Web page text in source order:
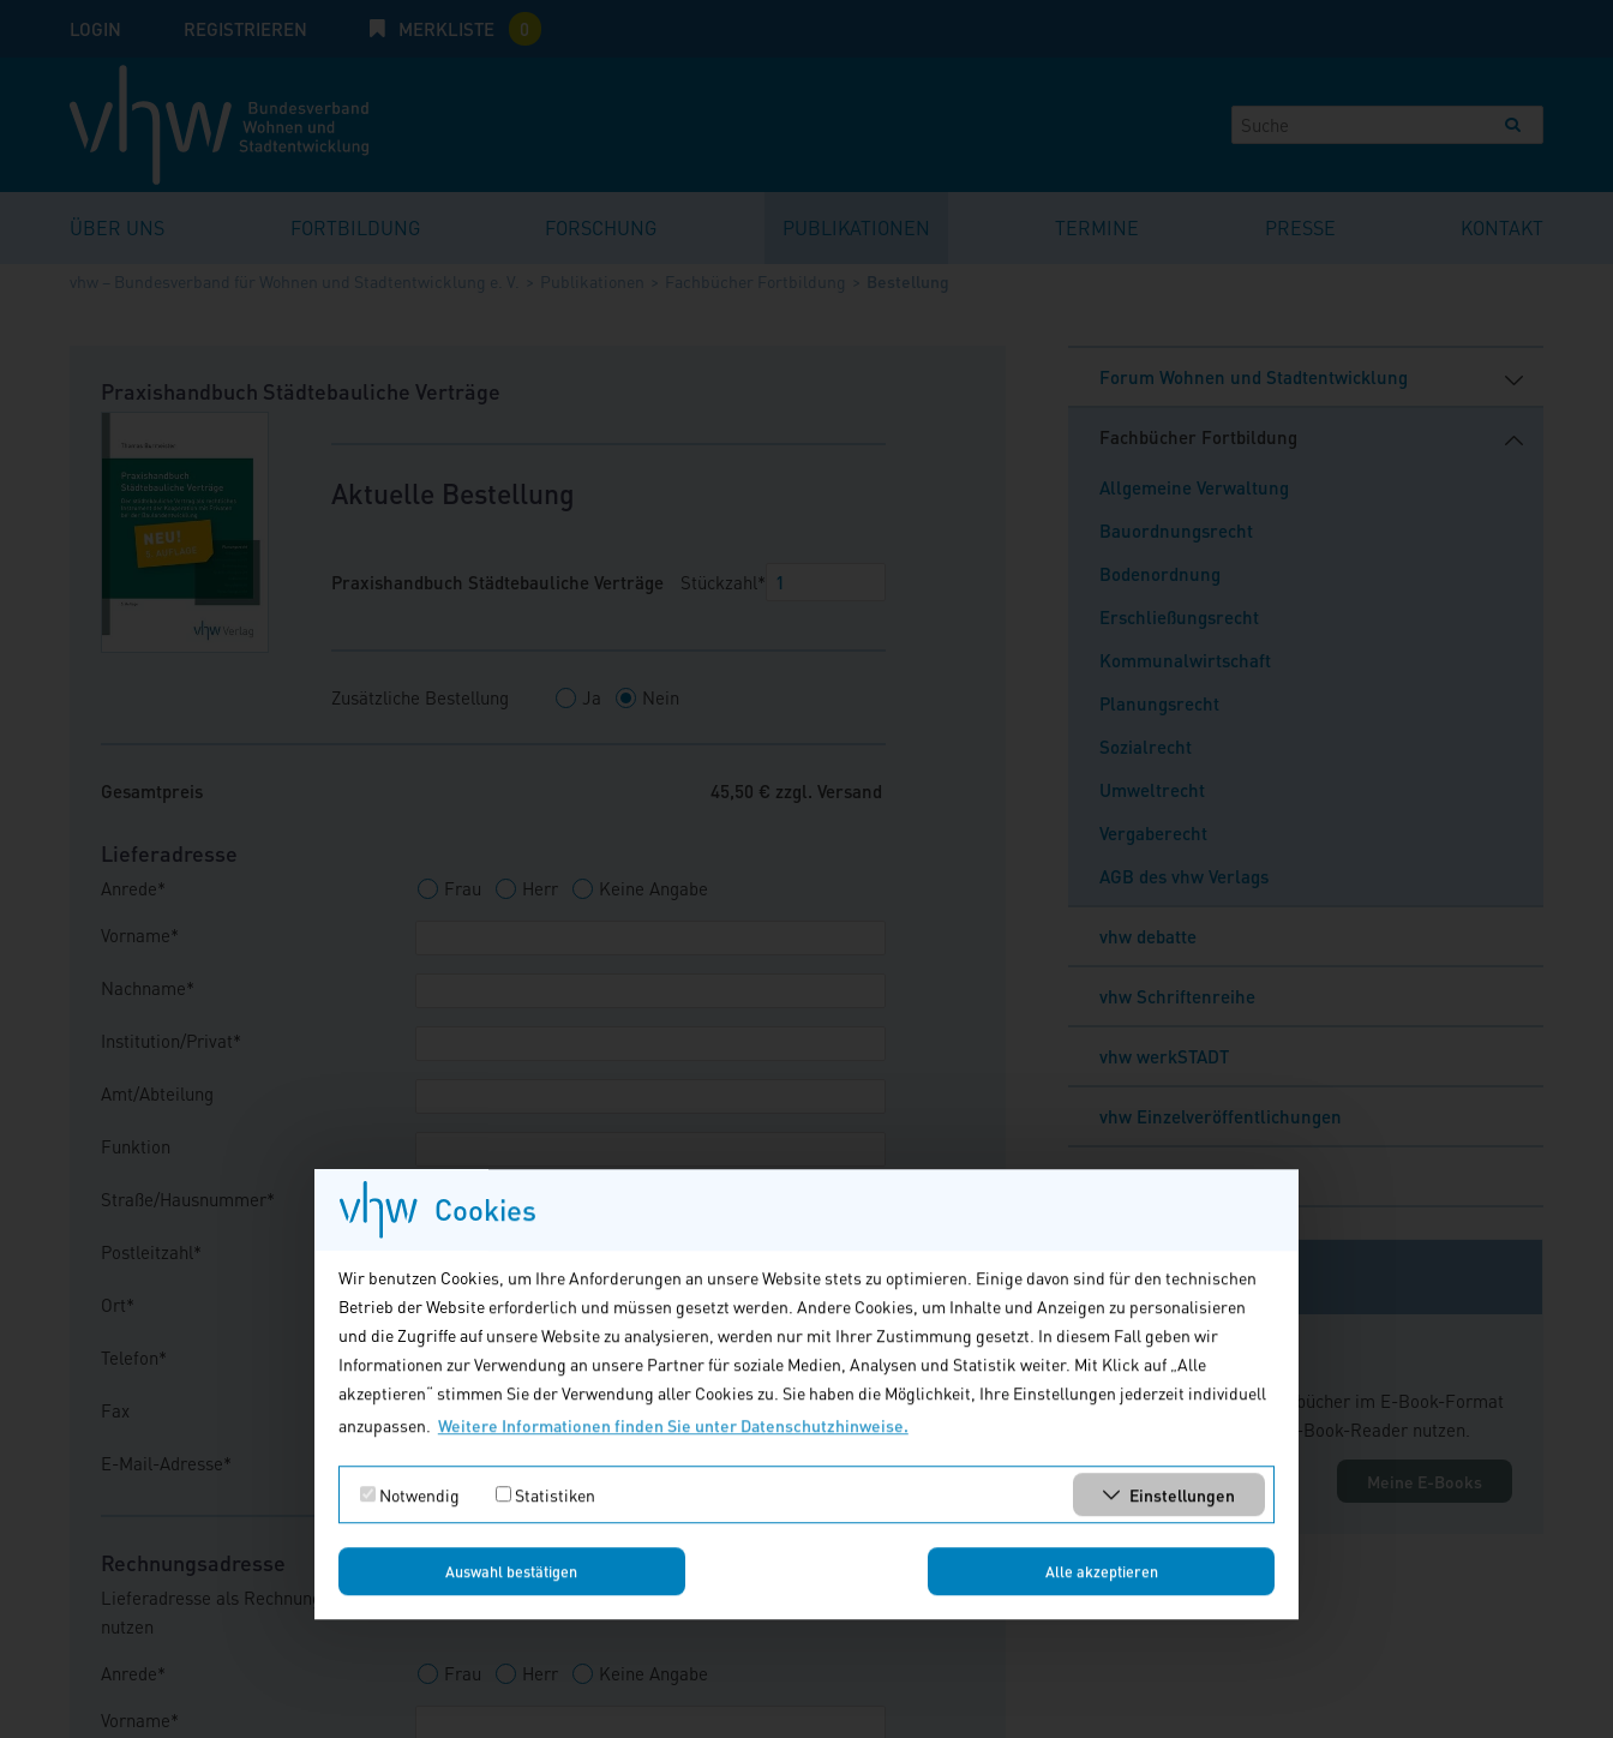
Cookies
Wir benutzen Cookies, um Ihre Anforderungen an unsere Website stets zu optimieren. Einige davon sind für den technischen
Betrieb der Website erforderlich und müssen gesetzt werden. Andere Cookies, um Inhalte und Anzeigen zu personalisieren
und die Zugriffe auf unsere Website zu analysieren, werden nur mit Ihrer Zustimmung gesetzt. In diesem Fall geben wir
Informationen zur Verwendung an unsere Partner für soziale Medien, Analysen und Statistik weiter. Mit Klick auf „Alle
akzeptieren“ stimmen Sie der Verwendung aller Cookies zu. Sie haben die Möglichkeit, Ihre Einstellungen jederzeit individuell
anzupassen.
Weitere Informationen finden Sie unter Datenschutzhinweise.
Notwendig Statistiken Einstellungen
Auswahl bestätigen Alle akzeptieren
LOGIN E-Mail Passwort:
REGISTRIEREN MERKLISTE 0
ÜBER UNS FORTBILDUNG FORSCHUNG PUBLIKATIONEN TERMINE PRESSE KONTAKT
vhw – Bundesverband für Wohnen und Stadtentwicklung e. V. Publikationen Fachbücher Fortbildung Bestellung
Praxishandbuch Städtebauliche Verträge
Aktuelle Bestellung
Praxishandbuch Städtebauliche Verträge Stückzahl*
Zusätzliche Bestellung Ja Nein
Gesamtpreis 45,50 € zzgl. Versand
Lieferadresse
Anrede* Frau Herr
Keine Angabe
Vorname*
Nachname*
Institution/Privat*
Amt/Abteilung
Funktion
Straße/Hausnummer*
Postleitzahl*
Ort*
Telefon*
Fax
E-Mail-Adresse*
Rechnungsadresse
Lieferadresse als Rechnungsadresse
nutzen
Ja Nein
Anrede* Frau Herr
Keine Angabe
Vorname*
Forum Wohnen und Stadtentwicklung
Fachbücher Fortbildung
Allgemeine Verwaltung
Bauordnungsrecht
Bodenordnung
Erschließungsrecht
Kommunalwirtschaft
Planungsrecht
Sozialrecht
Umweltrecht
Vergaberecht
AGB des vhw Verlags
vhw debatte
vhw Schriftenreihe
vhw werkSTADT
vhw Einzelveröffentlichungen
Studien & Befragungen
E-Books
Mein Kundenkonto
Hier finden Sie Ihre Fachbücher im E-Book-Format
und können den Online-E-Book-Reader nutzen.
Meine E-Books